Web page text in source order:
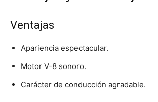
Ventajas
Apariencia espectacular.
Motor V-8 sonoro.
Carácter de conducción agradable.